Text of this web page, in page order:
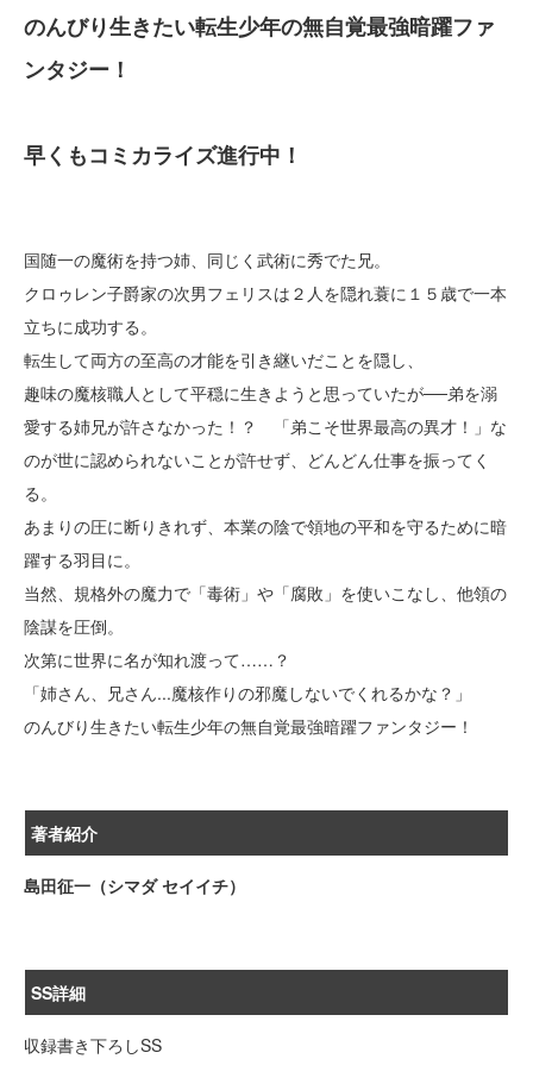
のんびり生きたい転生少年の無自覚最強暗躍ファ
ンタジー！
早くもコミカライズ進行中！
国随一の魔術を持つ姉、同じく武術に秀でた兄。
クロゥレン子爵家の次男フェリスは２人を隠れ蓑に１５歳で一本
立ちに成功する。
転生して両方の至高の才能を引き継いだことを隠し、
趣味の魔核職人として平穏に生きようと思っていたが──弟を溺
愛する姉兄が許さなかった！？ 「弟こそ世界最高の異才！」な
のが世に認められないことが許せず、どんどん仕事を振ってく
る。
あまりの圧に断りきれず、本業の陰で領地の平和を守るために暗
躍する羽目に。
当然、規格外の魔力で「毒術」や「腐敗」を使いこなし、他領の
陰謀を圧倒。
次第に世界に名が知れ渡って……？
「姉さん、兄さん...魔核作りの邪魔しないでくれるかな？」
のんびり生きたい転生少年の無自覚最強暗躍ファンタジー！
著者紹介
島田征一（シマダ セイイチ）
SS詳細
収録書き下ろしSS